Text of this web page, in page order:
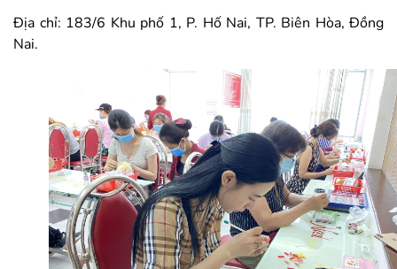
Địa chỉ: 183/6 Khu phố 1, P. Hố Nai, TP. Biên Hòa, Đồng
Nai.